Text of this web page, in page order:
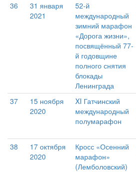
36
31 января
2021
52-й
международный
зимний марафон
«Дорога жизни»,
посвящённый 77-
й годовщине
полного снятия
блокады
Ленинграда
37
15 ноября
2020
XI Гатчинский
международный
полумарафон
38
17 октября
2020
Кросс «Осенний
марафон»
(Лемболовский)